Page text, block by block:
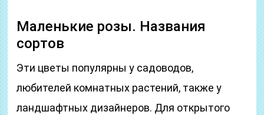
Маленькие розы. Названия
сортов
Эти цветы популярны у садоводов,
любителей комнатных растений, также у
ландшафтных дизайнеров. Для открытого